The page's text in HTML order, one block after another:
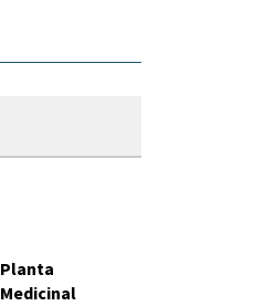
Planta
Medicinal